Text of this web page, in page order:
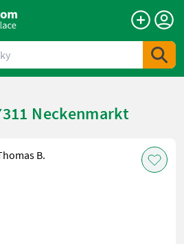
Neckenmarkt